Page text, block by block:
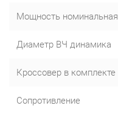
Мощность номинальная
Диаметр ВЧ динамика
Кроссовер в комплекте
Сопротивление